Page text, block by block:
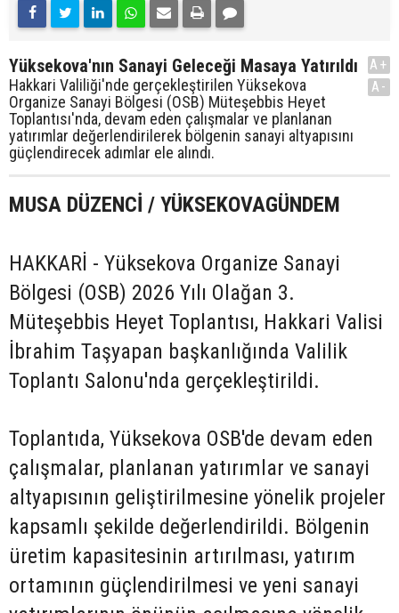
Yüksekova'nın Sanayi Geleceği Masaya Yatırıldı
Hakkari Valiliği'nde gerçekleştirilen Yüksekova
Organize Sanayi Bölgesi (OSB) Müteşebbis Heyet
Toplantısı'nda, devam eden çalışmalar ve planlanan
yatırımlar değerlendirilerek bölgenin sanayi altyapısını
güçlendirecek adımlar ele alındı.
A+
A-
MUSA DÜZENCİ / YÜKSEKOVAGÜNDEM
HAKKARİ - Yüksekova Organize Sanayi
Bölgesi (OSB) 2026 Yılı Olağan 3.
Müteşebbis Heyet Toplantısı, Hakkari Valisi
İbrahim Taşyapan başkanlığında Valilik
Toplantı Salonu'nda gerçekleştirildi.
Toplantıda, Yüksekova OSB'de devam eden
çalışmalar, planlanan yatırımlar ve sanayi
altyapısının geliştirilmesine yönelik projeler
kapsamlı şekilde değerlendirildi. Bölgenin
üretim kapasitesinin artırılması, yatırım
ortamının güçlendirilmesi ve yeni sanayi